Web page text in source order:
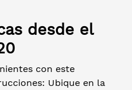
desde el
con este
Ubique en la